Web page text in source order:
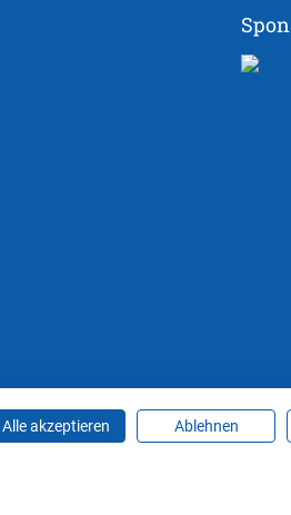
Einstellungen ändern
Alle akzeptieren Ablehnen